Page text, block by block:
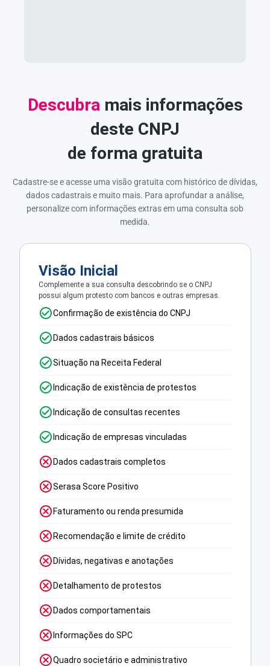
Descubra mais informações
deste CNPJ
de forma gratuita
Cadastre-se e acesse uma visão gratuita com histórico de dívidas,
dados cadastrais e muito mais. Para aprofundar a análise,
personalize com informações extras em uma consulta sob
medida.
Visão Inicial
Complemente a sua consulta descobrindo se o CNPJ
possui algum protesto com bancos e outras empresas.
Confirmação de existência do CNPJ
Dados cadastrais básicos
Situação na Receita Federal
Indicação de existência de protestos
Indicação de consultas recentes
Indicação de empresas vinculadas
Dados cadastrais completos
Serasa Score Positivo
Faturamento ou renda presumida
Recomendação e limite de crédito
Dívidas, negativas e anotações
Detalhamento de protestos
Dados comportamentais
Informações do SPC
Quadro societário e administrativo